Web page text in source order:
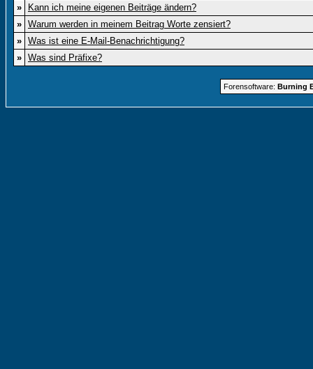
»
Kann ich meine eigenen Beiträge ändern?
» Warum werden in meinem Beitrag Worte zensiert?
» Was ist eine E-Mail-Benachrichtigung?
» Was sind Präfixe?
Forensoftware: Burning